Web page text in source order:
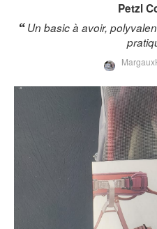
Petzl
Un basic à avoir,